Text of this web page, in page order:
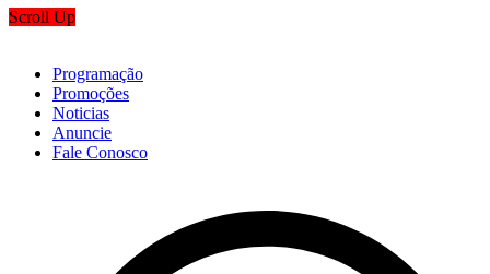
Scroll Up
Programação
Promoções
Noticias
Anuncie
Fale Conosco